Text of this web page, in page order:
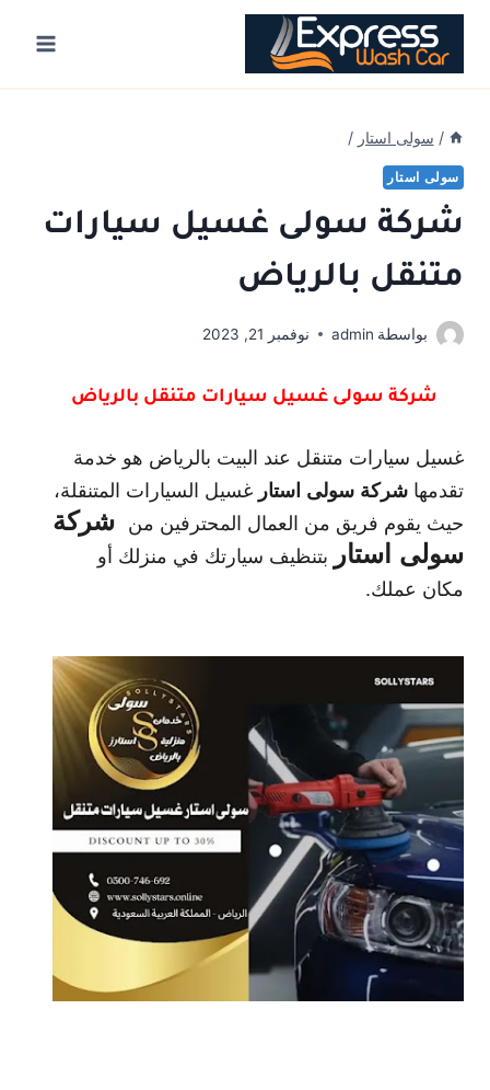
Skip
content
/ سولى استار /
سولى استار
شركة سولى غسيل سيارات
متنقل بالرياض
بواسطة admin نوفمبر 21, 2023
شركة سولى غسيل سيارات متنقل بالرياض
غسيل سيارات متنقل عند البيت بالرياض هو خدمة
تقدمها شركة سولى استار غسيل السيارات المتنقلة،
حيث يقوم فريق من العمال المحترفين من شركة
سولى استار بتنظيف سيارتك في منزلك أو
مكان عملك.